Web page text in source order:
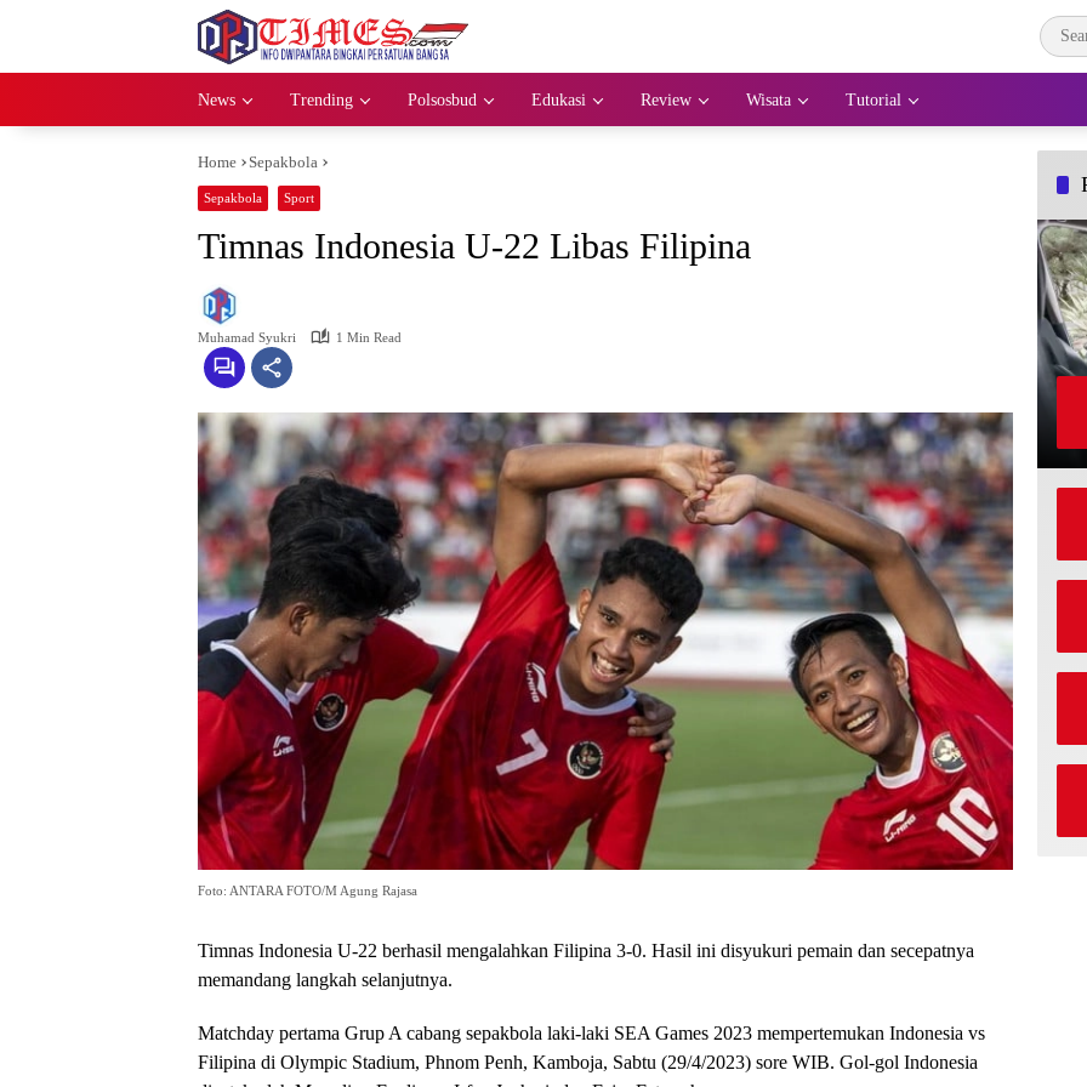
News Trending Polsosbud Edukasi Review Wisata Tutorial
Home Sepakbola
Sepakbola Sport
Timnas Indonesia U-22 Libas Filipina
Muhamad Syukri
1 Min Read
A
P
2
9
,
2
Foto: ANTARA FOTO/M Agung Rajasa
Timnas Indonesia U-22 berhasil mengalahkan Filipina 3-0. Hasil ini disyukuri pemain dan secepatnya
memandang langkah selanjutnya.
Matchday pertama Grup A cabang sepakbola laki-laki SEA Games 2023 mempertemukan Indonesia vs
Filipina di Olympic Stadium, Phnom Penh, Kamboja, Sabtu (29/4/2023) sore WIB. Gol-gol Indonesia